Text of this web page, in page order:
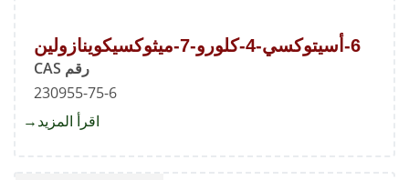
6-أسيتوكسي-4-كلورو-7-ميثوكسيكوينازولين
رقم CAS
230955-75-6
اقرأ المزيد